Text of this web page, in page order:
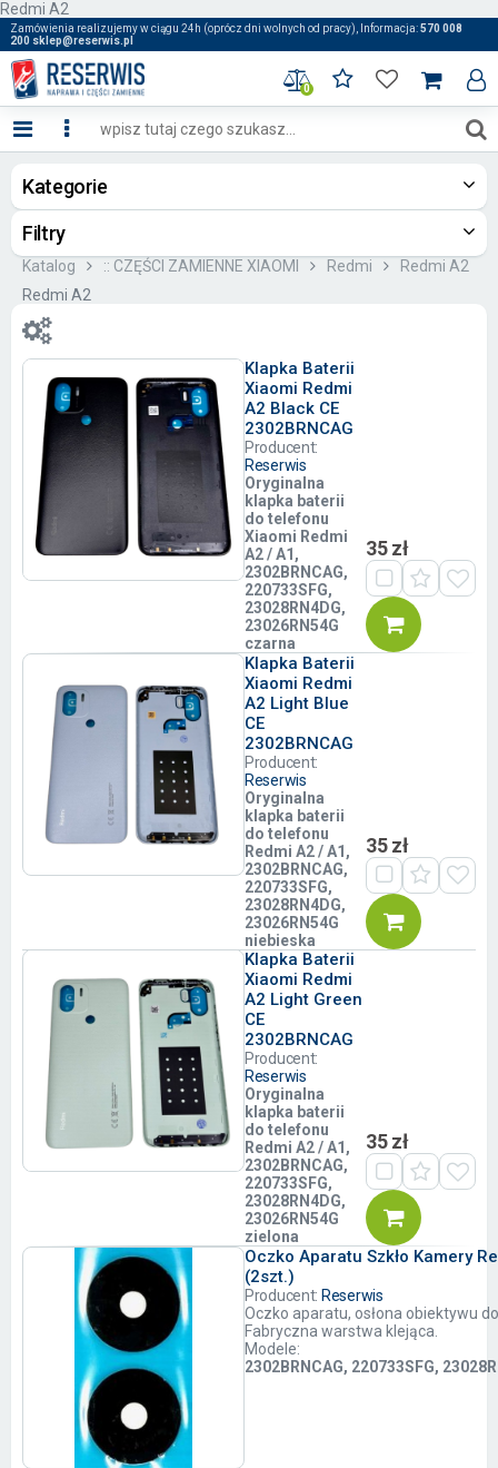
Redmi A2
Zamówienia realizujemy w ciągu 24h (oprócz dni wolnych od pracy), Informacja:570 008
200 sklep@reserwis.pl
0
Kategorie
Filtry
Katalog :: CZĘŚCI ZAMIENNE XIAOMI Redmi
Redmi A2
Redmi A2
Klapka Baterii
Xiaomi Redmi
A2 Black CE
2302BRNCAG
Producent:
Reserwis
Oryginalna
klapka baterii
do telefonu
Xiaomi Redmi
A2 / A1,
2302BRNCAG,
220733SFG,
23028RN4DG,
23026RN54G
czarna
35 zł
Klapka Baterii
Xiaomi Redmi
A2 Light Blue
CE
2302BRNCAG
Producent:
Reserwis
Oryginalna
klapka baterii
do telefonu
Redmi A2 / A1,
2302BRNCAG,
220733SFG,
23028RN4DG,
23026RN54G
niebieska
35 zł
Klapka Baterii
Xiaomi Redmi
A2 Light Green
CE
2302BRNCAG
Producent:
Reserwis
Oryginalna
klapka baterii
do telefonu
Redmi A2 / A1,
2302BRNCAG,
220733SFG,
23028RN4DG,
23026RN54G
zielona
35 zł
Oczko Aparatu Szkło Kamery
(2szt.)
Producent: Reserwis
Oczko aparatu, osłona obiektywu
Fabryczna warstwa klejąca.
Modele:
2302BRNCAG, 220733SFG,